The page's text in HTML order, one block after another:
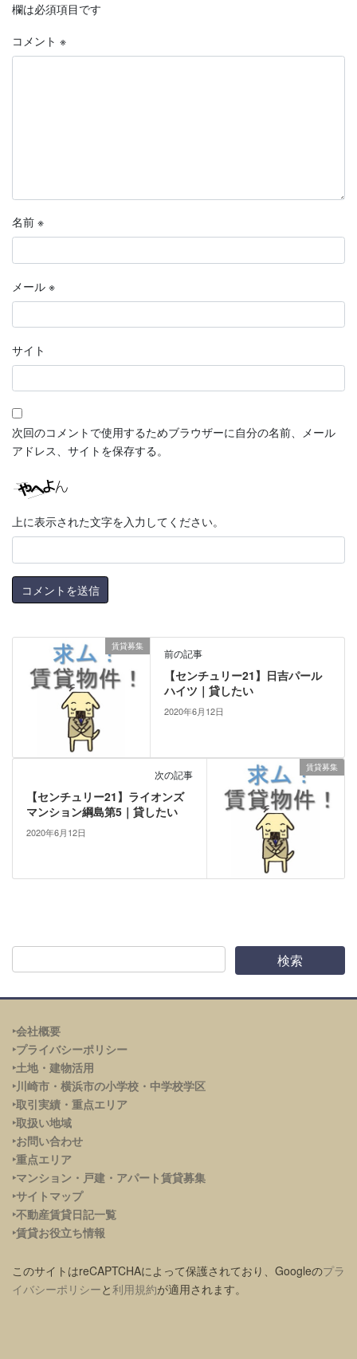
欄は必須項目です
コメント ※
名前 ※
メール ※
サイト
次回のコメントで使用するためブラウザーに自分の名前、メール
アドレス、サイトを保存する。
上に表示された文字を入力してください。
賃貸募集
前の記事
【センチュリー21】日吉パール
ハイツ｜貸したい
2020年6月12日
賃貸募集
次の記事
【センチュリー21】ライオンズ
マンション綱島第5｜貸したい
2020年6月12日
‣会社概要
‣プライバシーポリシー
‣土地・建物活用
‣川崎市・横浜市の小学校・中学校学区
‣取引実績・重点エリア
‣取扱い地域
‣お問い合わせ
‣重点エリア
‣マンション・戸建・アパート賃貸募集
‣サイトマップ
‣不動産賃貸日記一覧
‣賃貸お役立ち情報
このサイトはreCAPTCHAによって保護されており、Googleのプラ
イバシーポリシーと利用規約が適用されます。